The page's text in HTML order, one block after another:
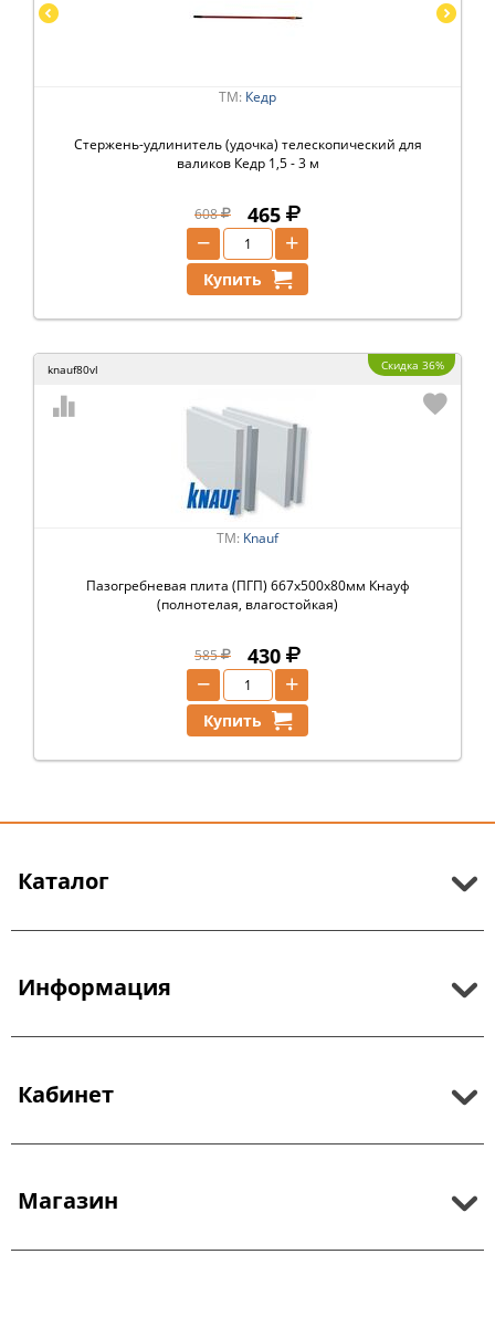
ТМ: Кедр
Стержень-удлинитель (удочка) телескопический для
валиков Кедр 1,5 - 3 м
608 465
+
−
Купить
knauf80vl Скидка 36%
ТМ: Knauf
Пазогребневая плита (ПГП) 667х500х80мм Кнауф
(полнотелая, влагостойкая)
585 430
+
−
Купить
Каталог
Информация
Кабинет
Магазин